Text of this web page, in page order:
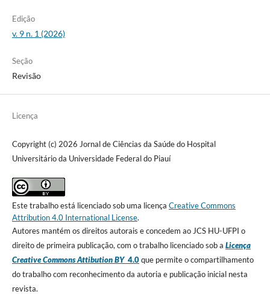
Edição
v. 9 n. 1 (2026)
Seção
Revisão
Licença
Copyright (c) 2026 Jornal de Ciências da Saúde do Hospital
Universitário da Universidade Federal do Piauí
Este trabalho está licenciado sob uma licença Creative Commons
Attribution 4.0 International License.
Autores mantém os direitos autorais e concedem ao JCS HU-UFPI o
direito de primeira publicação, com o trabalho licenciado sob a Licença
Creative Commons Attibution BY4.0que permite o compartilhamento
do trabalho com reconhecimento da autoria e publicação inicial nesta
revista.